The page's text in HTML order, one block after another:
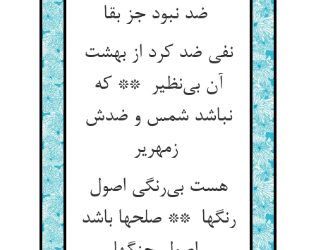
نفی ضد کرد از بهشت
آن بی‌نظیر ** که
نباشد شمس و ضدش
زمهریر
هست بی‌رنگی اصول
رنگها ** صلحها باشد